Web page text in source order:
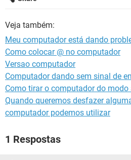
Veja também:
Meu computador está dando
Como colocar @ no computador
Versao computador
Computador dando sem sinal de
Como tirar o computador do modo
Quando queremos desfazer
computador podemos utilizar
1 Respostas